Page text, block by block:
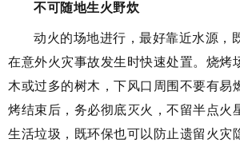
不可随地生火野炊
动火的场地进行，最好靠近水源，
在意外火灾事故发生时快速处置。 烧烤
木或过多的树木，下风口周围不要有易
烤结束后，务必彻底灭火，不留半点火
生活垃圾，既环保也可以防止遗留火灾